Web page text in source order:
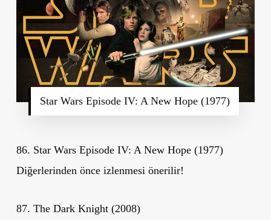
Star Wars Episode IV: A New Hope (1977)
86. Star Wars Episode IV: A New Hope (1977)
Diğerlerinden önce izlenmesi önerilir!
87. The Dark Knight (2008)